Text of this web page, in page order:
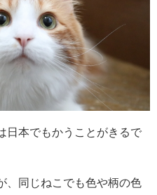
日本でもかうことがきるで
、同じねこでも色や柄の色